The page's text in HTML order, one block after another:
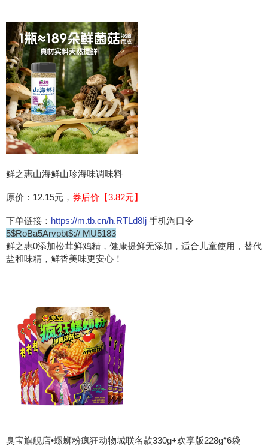
鲜之惠山海鲜山珍海味调味料
原价：12.15元， 券后价【3.82元】
下单链接： https://m.tb.cn/h.RTLd8Ij 手机淘口令
5$RoBa5Arvpbt$:// MU5183
鲜之惠0添加松茸鲜鸡精，健康提鲜无添加，适合儿童使用，替代
盐和味精，鲜香美味更安心！
臭宝旗舰店•螺蛳粉疯狂动物城联名款330g+欢享版228g*6袋